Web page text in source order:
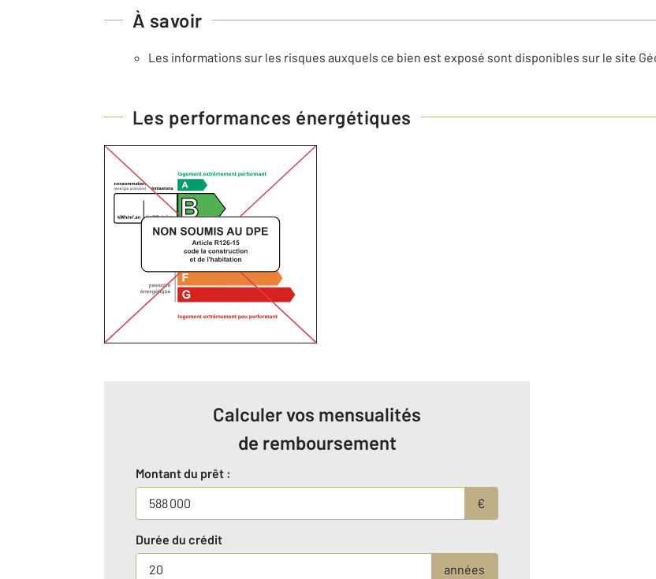
À savoir
Les informations sur les risques auxquels ce bien est exposé sont disponibles sur le site
Les performances énergétiques
Calculer vos mensualités
de remboursement
Montant du prêt :
€
Durée du crédit
années